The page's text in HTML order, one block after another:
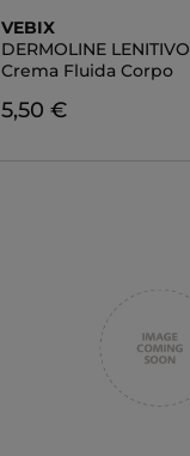
VEBIX
DERMOLINE LENITIVO
Crema Fluida Corpo
5,50 €